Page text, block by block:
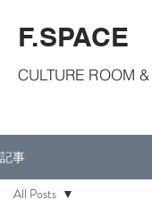
F.SPACE
CULTURE ROOM
記事
All Posts